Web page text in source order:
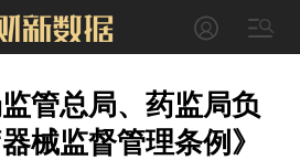
管总局、药监局负
械监督管理条例》